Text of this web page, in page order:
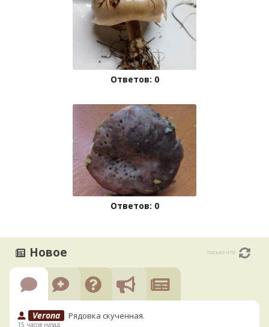
Ответов: 0
Ответов: 0
Новое только что
Verona Рядовка скученная.
15 часов назад